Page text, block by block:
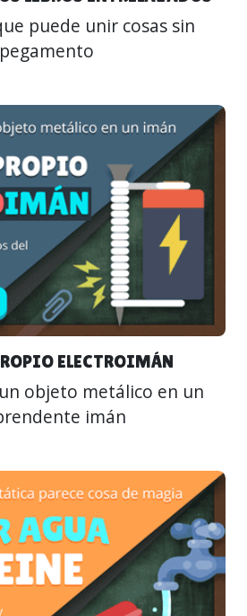
puede unir cosas sin
pegamento
ELECTROIMÁN
objeto metálico en un
imán